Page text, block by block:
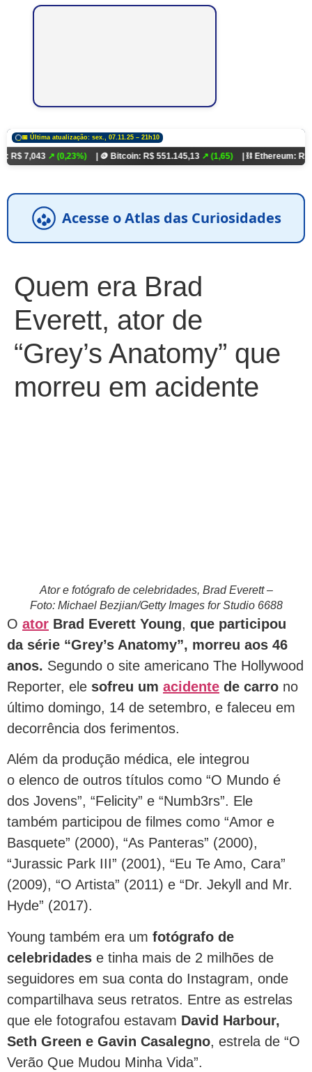
📅 Última atualização: sex., 07.11.25 – 21h10
↗ (0,23%) | 🪙 Bitcoin: R$ 551.145,13↗ (1,65) | ⛓️ Ethereum: R$ 18.321,93
Acesse o Atlas das Curiosidades
Quem era Brad
Everett, ator de
“Grey’s Anatomy” que
morreu em acidente
Ator e fotógrafo de celebridades, Brad Everett –
Foto: Michael Bezjian/Getty Images for Studio 6688
O ator Brad Everett Young, que participou
da série “Grey’s Anatomy”, morreu aos 46
anos. Segundo o site americano The Hollywood
Reporter, ele sofreu um acidente de carro no
último domingo, 14 de setembro, e faleceu em
decorrência dos ferimentos.
Além da produção médica, ele integrou
o elenco de outros títulos como “O Mundo é
dos Jovens”, “Felicity” e “Numb3rs”. Ele
também participou de filmes como “Amor e
Basquete” (2000), “As Panteras” (2000),
“Jurassic Park III” (2001), “Eu Te Amo, Cara”
(2009), “O Artista” (2011) e “Dr. Jekyll and Mr.
Hyde” (2017).
Young também era um fotógrafo de
celebridades e tinha mais de 2 milhões de
seguidores em sua conta do Instagram, onde
compartilhava seus retratos. Entre as estrelas
que ele fotografou estavam David Harbour,
Seth Green e Gavin Casalegno, estrela de “O
Verão Que Mudou Minha Vida”.